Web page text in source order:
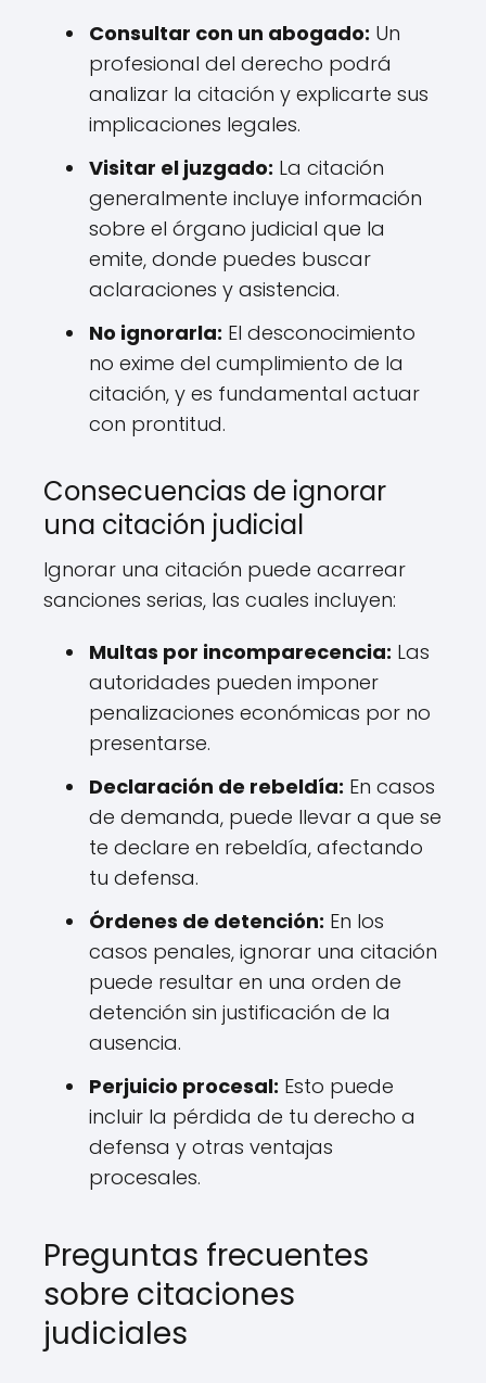
Consultar con un abogado: Un
profesional del derecho podrá
analizar la citación y explicarte sus
implicaciones legales.
Visitar el juzgado: La citación
generalmente incluye información
sobre el órgano judicial que la
emite, donde puedes buscar
aclaraciones y asistencia.
No ignorarla: El desconocimiento
no exime del cumplimiento de la
citación, y es fundamental actuar
con prontitud.
Consecuencias de ignorar
una citación judicial
Ignorar una citación puede acarrear
sanciones serias, las cuales incluyen:
Multas por incomparecencia: Las
autoridades pueden imponer
penalizaciones económicas por no
presentarse.
Declaración de rebeldía: En casos
de demanda, puede llevar a que se
te declare en rebeldía, afectando
tu defensa.
Órdenes de detención: En los
casos penales, ignorar una citación
puede resultar en una orden de
detención sin justificación de la
ausencia.
Perjuicio procesal: Esto puede
incluir la pérdida de tu derecho a
defensa y otras ventajas
procesales.
Preguntas frecuentes
sobre citaciones
judiciales